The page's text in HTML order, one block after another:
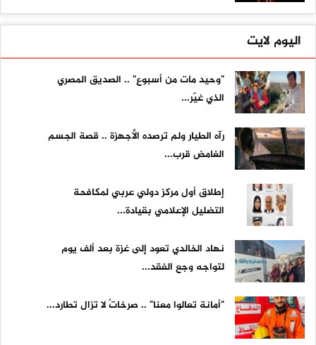
اليوم لايت
"وحيد مات من أسبوع" .. الصديق المصري
الذي غيّر...
رآه الطيار ولم ترصده الأجهزة .. قصة الجسم
الغامض قرب...
إطلاق أول مركز دولي عربي لمكافحة
التضليل الإعلامي بقيادة...
نهاد الخالدي تعود إلى غزة بعد ألف يوم
لتواجه وجع الفقد...
"أمانة تعالوا معنا" .. صرخاتٌ لا تزال تطارد...